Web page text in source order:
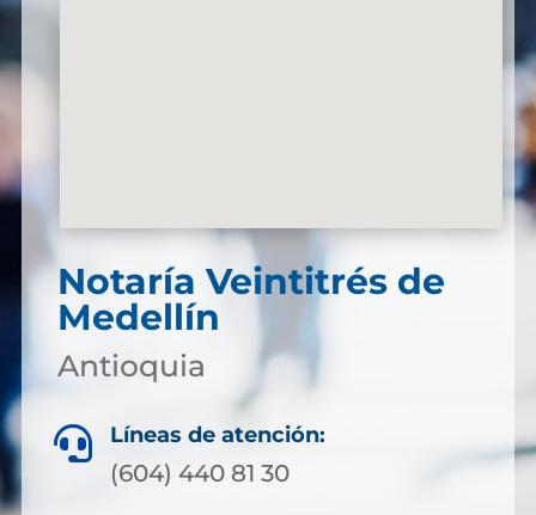
Notaría Veintitrés de
Medellín
Antioquia
 Líneas de atención:
(604) 440 81 30